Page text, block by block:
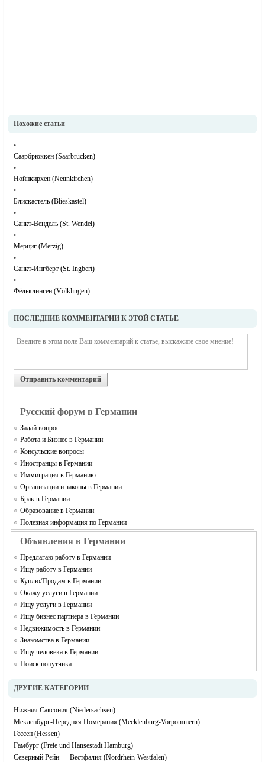
Похожие статьи
•
Саарбрюккен (Saarbrücken)
•
Нойнкирхен (Neunkirchen)
•
Блискастель (Blieskastel)
•
Санкт-Вендель (St. Wendel)
•
Мерциг (Merzig)
•
Санкт-Ингберт (St. Ingbert)
•
Фёльклинген (Völklingen)
ПОСЛЕДНИЕ КОММЕНТАРИИ К ЭТОЙ СТАТЬЕ
Отправить комментарий
Русский форум в Германии
Задай вопрос
Работа и Бизнес в Германии
Консульские вопросы
Иностранцы в Германии
Иммиграция в Германию
Организации и законы в Германии
Брак в Германии
Образование в Германии
Полезная информация по Германии
Объявления в Германии
Предлагаю работу в Германии
Ищу работу в Германии
Куплю/Продам в Германии
Окажу услуги в Германии
Ищу услуги в Германии
Ищу бизнес партнера в Германии
Недвижимость в Германии
Знакомства в Германии
Ищу человека в Германии
Поиск попутчика
ДРУГИЕ КАТЕГОРИИ
Нижняя Саксония (Niedersachsen)
Мекленбург-Передняя Померания (Mecklenburg-Vorpommern)
Гессен (Hessen)
Гамбург (Freie und Hansestadt Hamburg)
Северный Рейн — Вестфалия (Nordrhein-Westfalen)